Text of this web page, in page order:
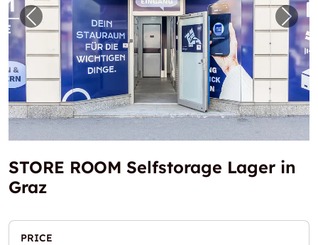
Previous image for "STORE ROOM Next
STORE ROOM Selfstorage Lager in
Graz
PRICE